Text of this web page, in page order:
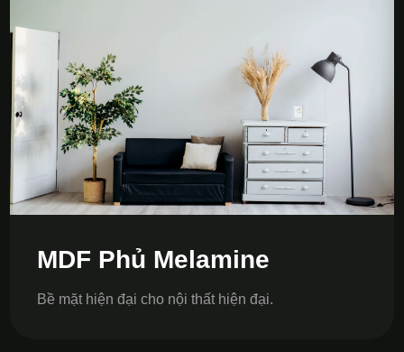
MDF Phủ Melamine
Bề mặt hiện đại cho nội thất hiện đại.